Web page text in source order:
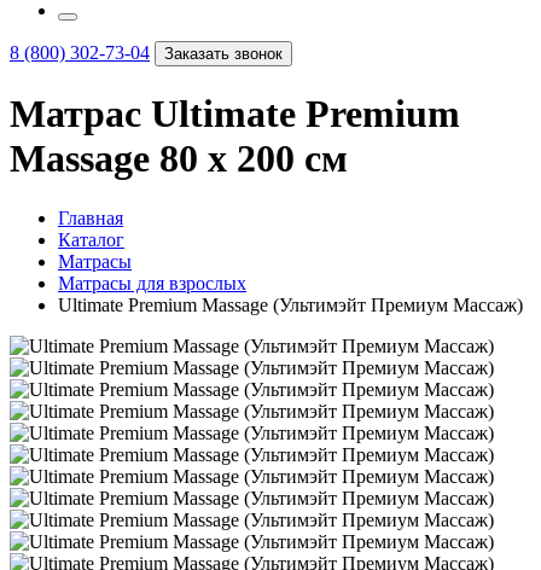
8 (800) 302-73-04 Заказать звонок
Матрас Ultimate Premium
Massage 80 х 200 см
Главная
Каталог
Матрасы
Матрасы для взрослых
Ultimate Premium Massage (Ультимэйт Премиум Массаж)